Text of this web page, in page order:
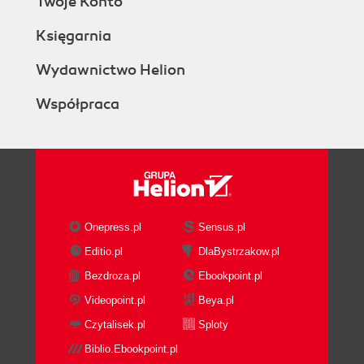
Księgarnia
Wydawnictwo Helion
Współpraca
Onepress.pl
Sensus.pl
Editio.pl
DlaBystrzakow.pl
Bezdroza.pl
Ebookpoint.pl
Videopoint.pl
Beya.pl
Czytalisek.pl
Sploty
Biblio.Ebookpoint.pl